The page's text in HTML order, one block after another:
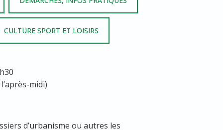
CULTURE SPORT ET LOISIRS
midi)
d’urbanisme ou autres les